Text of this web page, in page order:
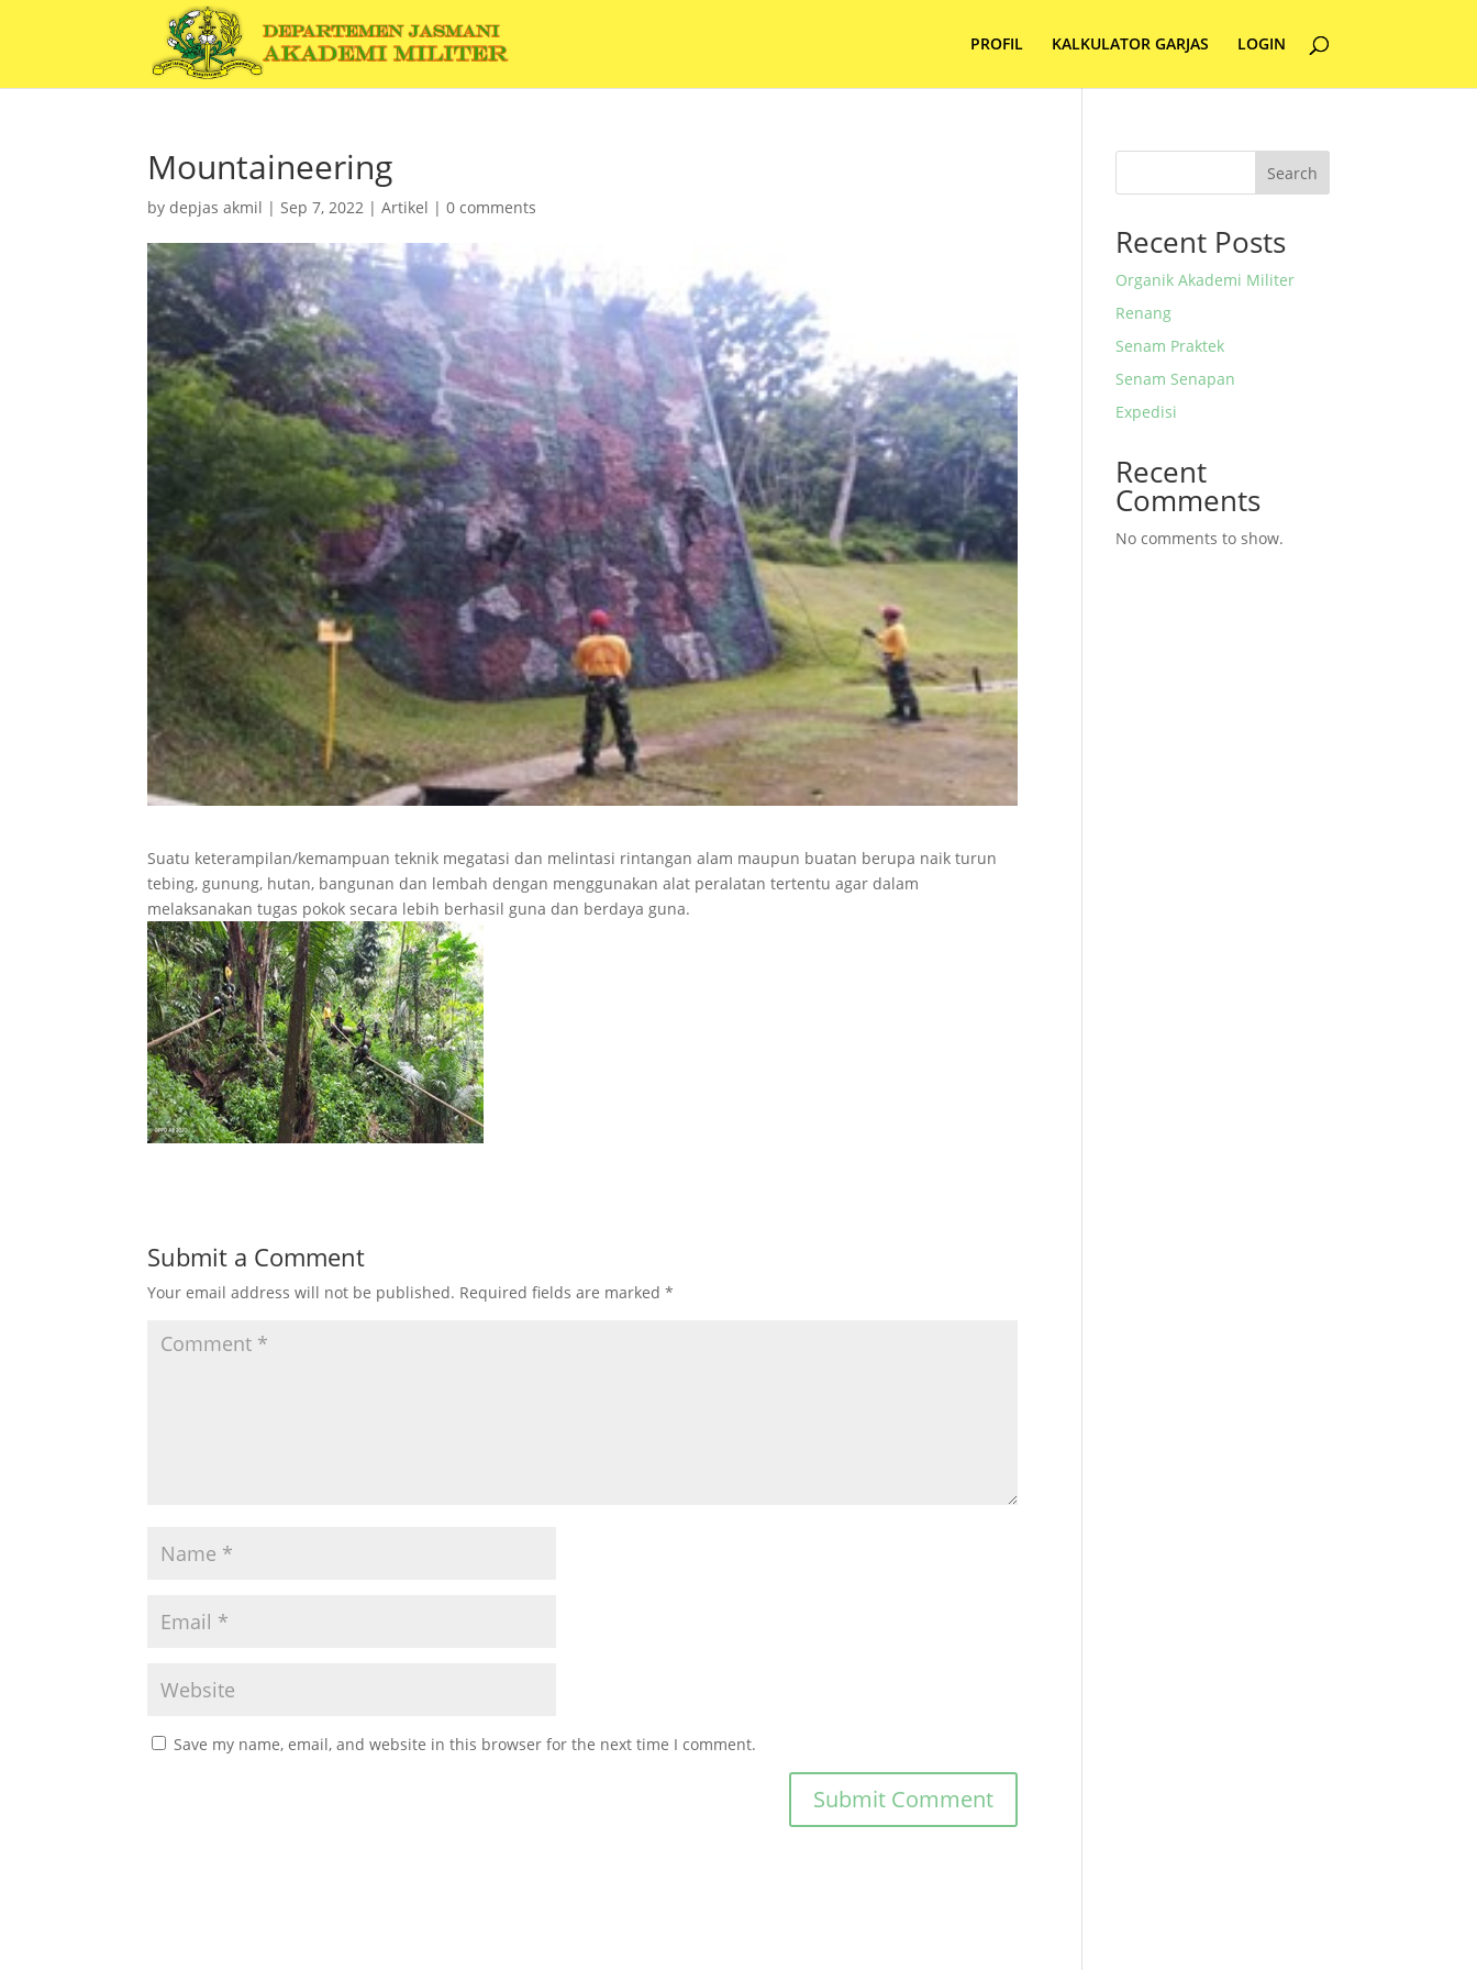
PROFIL KALKULATOR GARJAS LOGIN
Mountaineering
bydepjas akmil |Sep 7, 2022 |Artikel |0 comments
Suatu keterampilan/kemampuan teknik megatasi dan melintasi rintangan alam maupun buatan berupa naik turun
tebing, gunung, hutan, bangunan dan lembah dengan menggunakan alat peralatan tertentu agar dalam
melaksanakan tugas pokok secara lebih berhasil guna dan berdaya guna.
Submit a Comment
Your email address will not be published. Required fields are marked*
Save my name, email, and website in this browser for the next time I comment.
Search
Recent Posts
Organik Akademi Militer
Renang
Senam Praktek
Senam Senapan
Expedisi
Recent
Comments
No comments to show.